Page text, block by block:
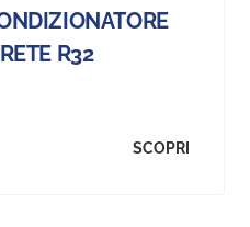
R32
SCOPRI